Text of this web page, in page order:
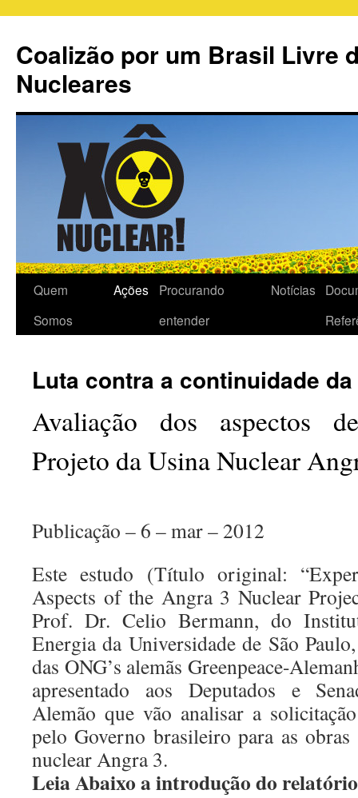
Coalizão por um Brasil Livre
Nucleares
Quem
Somos
Ações
Procurando
entender
Notícias
Luta contra a continuidade
Avaliação dos aspectos
Projeto da Usina Nuclear
Publicação – 6 – mar – 2012
Este estudo (Título original:
Aspects of the Angra 3 Nuclear
Prof. Dr. Celio Bermann, do
Energia da Universidade de São
das ONG’s alemãs Greenpeace-
apresentado aos Deputados e
Alemão que vão analisar a
pelo Governo brasileiro para as
nuclear Angra 3.
Leia Abaixo a introdução do